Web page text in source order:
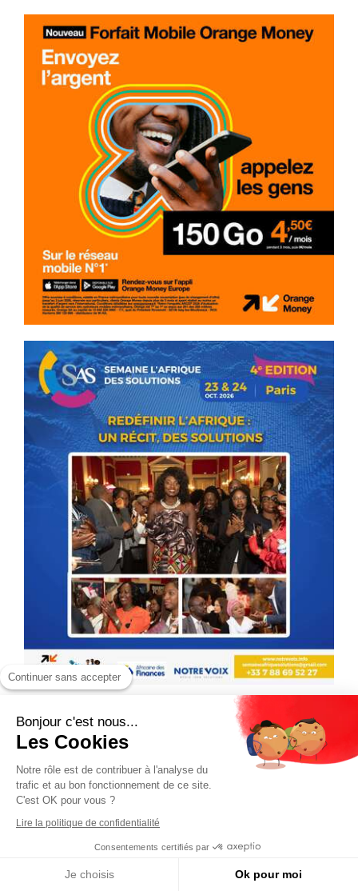
Continuer sans accepter
Bonjour c'est nous...
Les Cookies
Notre rôle est de contribuer à l'analyse du
trafic et au bon fonctionnement de ce site.
C'est OK pour vous ?
Lire la politique de confidentialité
Consentements certifiés par
Je choisis Ok pour moi